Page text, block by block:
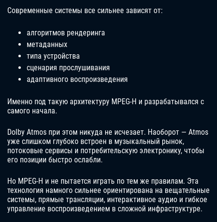
Современные системы все сильнее зависят от:
алгоритмов рендеринга
метаданных
типа устройства
сценария прослушивания
адаптивного воспроизведения
Именно под такую архитектуру MPEG-H и разрабатывался с
самого начала.
Dolby Atmos при этом никуда не исчезает. Наоборот — Atmos
уже слишком глубоко встроен в музыкальный рынок,
потоковые сервисы и потребительскую электронику, чтобы
его позиции быстро ослабли.
Но MPEG-H и не пытается играть по тем же правилам. Эта
технология намного сильнее ориентирована на вещательные
системы, прямые трансляции, интерактивное аудио и гибкое
управление воспроизведением в сложной инфраструктуре.